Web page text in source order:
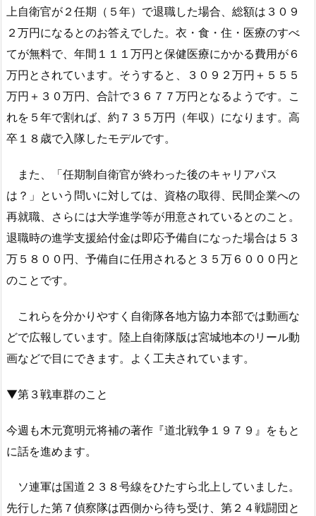
上自衛官が２任期（５年）で退職した場合、総額は３０９
２万円になるとのお答えでした。衣・食・住・医療のすべ
てが無料で、年間１１１万円と保健医療にかかる費用が６
万円とされています。そうすると、３０９２万円＋５５５
万円＋３０万円、合計で３６７７万円となるようです。こ
れを５年で割れば、約７３５万円（年収）になります。高
卒１８歳で入隊したモデルです。
また、「任期制自衛官が終わった後のキャリアパス
は？」という問いに対しては、資格の取得、民間企業への
再就職、さらには大学進学等が用意されているとのこと。
退職時の進学支援給付金は即応予備自になった場合は５３
万５８００円、予備自に任用されると３５万６０００円と
のことです。
これらを分かりやすく自衛隊各地方協力本部では動画な
どで広報しています。陸上自衛隊版は宮城地本のリール動
画などで目にできます。よく工夫されています。
▼第３戦車群のこと
今週も木元寛明元将補の著作『道北戦争１９７９』をもと
に話を進めます。
ソ連軍は国道２３８号線をひたすら北上していました。
先行した第７偵察隊は西側から待ち受け、第２４戦闘団と